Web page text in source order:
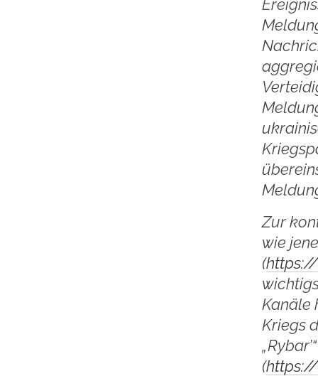
Zur
wie
(
Kanäle
Kriegs
(